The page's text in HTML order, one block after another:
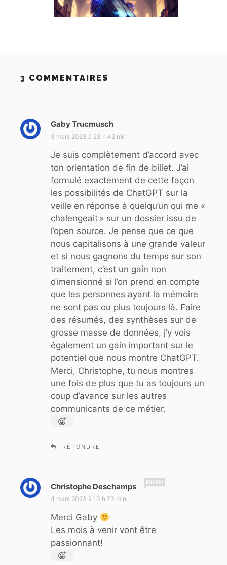
3 COMMENTAIRES
Gaby Trucmusch
i
:
3 mars 2023 à 23 h 42 min
Je suis complètement d’accord avec
ton orientation de fin de billet. J’ai
formulé exactement de cette façon
les possibilités de ChatGPT sur la
veille en réponse à quelqu’un qui me «
chalengeait » sur un dossier issu de
l’open source. Je pense que ce que
nous capitalisons à une grande valeur
et si nous gagnons du temps sur son
traitement, c’est un gain non
dimensionné si l’on prend en compte
que les personnes ayant la mémoire
ne sont pas ou plus toujours là. Faire
des résumés, des synthèses sur de
grosse masse de données, j’y vois
également un gain important sur le
potentiel que nous montre ChatGPT.
Merci, Christophe, tu nous montres
une fois de plus que tu as toujours un
coup d’avance sur les autres
communicants de ce métier.
RÉPONDRE
Christophe Deschamps
4 mars 2023 à 10 h 23 min
Merci Gaby
Les mois à venir vont être
passionnant!